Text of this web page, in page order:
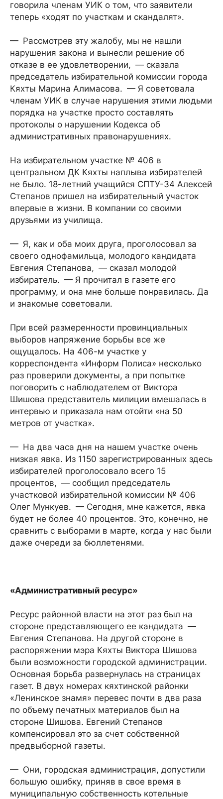
говорила членам УИК о том, что заявители
теперь «ходят по участкам и скандалят».
— Рассмотрев эту жалобу, мы не нашли
нарушения закона и вынесли решение об
отказе в ее удовлетворении, — сказала
председатель избирательной комиссии города
Кяхты Марина Алимасова. — Я советовала
членам УИК в случае нарушения этими людьми
порядка на участке просто составлять
протоколы о нарушении Кодекса об
административных правонарушениях.
На избирательном участке № 406 в
центральном ДК Кяхты наплыва избирателей
не было. 18-летний учащийся СПТУ-34 Алексей
Степанов пришел на избирательный участок
впервые в жизни. В компании со своими
друзьями из училища.
— Я, как и оба моих друга, проголосовал за
своего однофамильца, молодого кандидата
Евгения Степанова, — сказал молодой
избиратель. — Я прочитал в газете его
программу, и она мне больше понравилась. Да
и знакомые советовали.
При всей размеренности провинциальных
выборов напряжение борьбы все же
ощущалось. На 406-м участке у
корреспондента «Информ Полиса» несколько
раз проверили документы, а при попытке
поговорить с наблюдателем от Виктора
Шишова представитель милиции вмешалась в
интервью и приказала нам отойти «на 50
метров от участка».
— На два часа дня на нашем участке очень
низкая явка. Из 1150 зарегистрированных здесь
избирателей проголосовало всего 15
процентов, — сообщил председатель
участковой избирательной комиссии № 406
Олег Мункуев. — Сегодня, мне кажется, явка
будет не более 40 процентов. Это, конечно, не
сравнить с выборами в марте, когда у нас были
даже очереди за бюллетенями.
«Административный ресурс»
Ресурс районной власти на этот раз был на
стороне представляющего ее кандидата —
Евгения Степанова. На другой стороне в
распоряжении мэра Кяхты Виктора Шишова
были возможности городской администрации.
Основная борьба развернулась на страницах
газет. В двух номерах кяхтинской районки
«Ленинское знамя» перевес почти в два раза
по объему печатных материалов был на
стороне Шишова. Евгений Степанов
компенсировал это за счет собственной
предвыборной газеты.
— Они, городская администрация, допустили
большую ошибку, приняв в свое время в
муниципальную собственность котельные